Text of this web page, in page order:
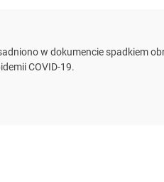
w dokumencie spadkiem
COVID-19.